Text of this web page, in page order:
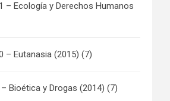
– Ecología y Derechos Humanos
– Eutanasia (2015) (7)
– Bioética y Drogas (2014) (7)